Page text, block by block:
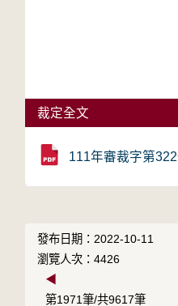
裁定全文
111年審裁字第
發布日期：2022-10-11
瀏覽人次：4426
◀
第1971筆/共9617筆